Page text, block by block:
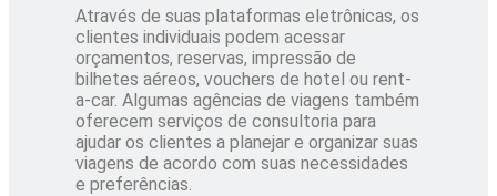
Através de suas plataformas eletrônicas, os
clientes individuais podem acessar
orçamentos, reservas, impressão de
bilhetes aéreos, vouchers de hotel ou rent-
a-car. Algumas agências de viagens também
oferecem serviços de consultoria para
ajudar os clientes a planejar e organizar suas
viagens de acordo com suas necessidades
e preferências.